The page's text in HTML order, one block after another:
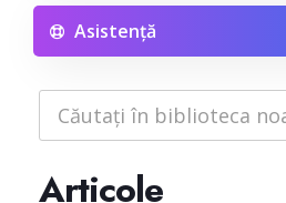
Reseller Web Hosting
Servere VPS
Asistență
Articole